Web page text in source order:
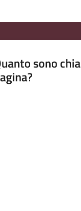
sono